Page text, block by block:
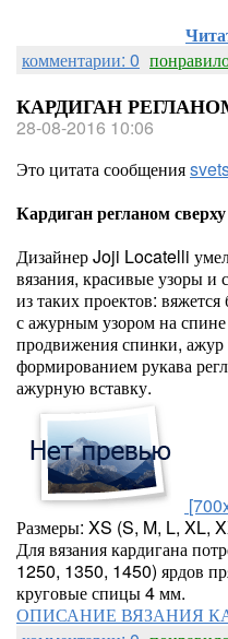
комментарии: 0
КАРДИГАН
28-08-2016 10:06
Это цитата сообщения
Кардиган регланом
Дизайнер Joji Locatelli
вязания, красивые узоры
из таких проектов:
с ажурным узором на
продвижения спинки, ажур
формированием рукава
ажурную вставку.
Размеры: XS (S, M, L, XL,
Для вязания кардигана
1250, 1350, 1450) ярдов
круговые спицы 4 мм.
ОПИСАНИЕ ВЯЗАНИЯ